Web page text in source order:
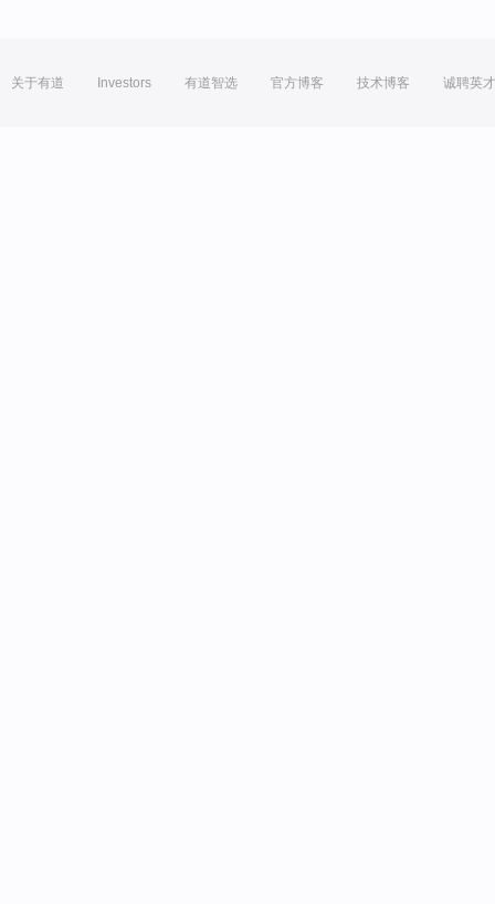
关于有道 Investors 有道智选 官方博客 技术博客 诚聘英才